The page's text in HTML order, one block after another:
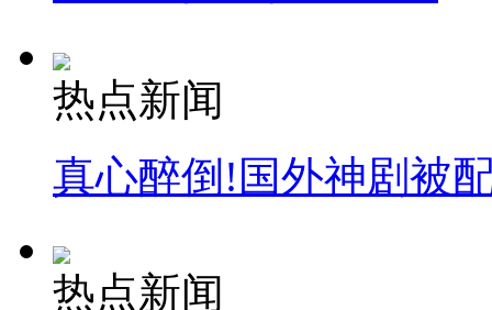
司机酒驾遇交警 急速倒车逃窜
热点新闻
真心醉倒!国外神剧被
热点新闻